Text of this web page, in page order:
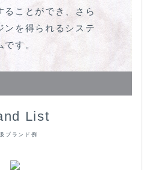
ることができ、さら
ンを得られるシステ
です。
List
ブランド例